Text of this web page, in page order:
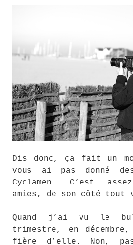
Dis donc, ça fait un
vous ai pas donné
Cyclamen. C’est
amies, de son côté tout
Quand j’ai vu le
trimestre, en
fière d’elle. Non,